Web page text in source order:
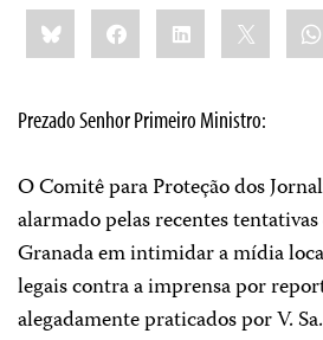
Share
this:BlueskyFacebookLinkedIn
Prezado Senhor Primeiro Ministro:
O Comitê para Proteção dos
alarmado pelas recentes
Granada em intimidar a mídia
legais contra a imprensa por
alegadamente praticados por V. Sa.